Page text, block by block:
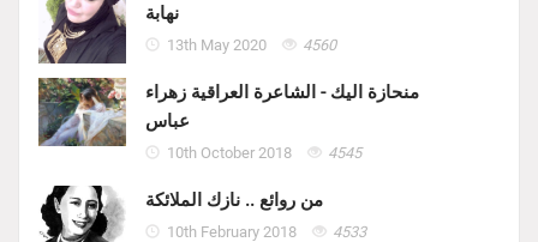
نهابة
13th May 2020 4560
منحازة اليك - الشاعرة العراقية زهراء
عباس
10th October 2018 4545
من روائع .. نازك الملائكة
10th February 2018 4533